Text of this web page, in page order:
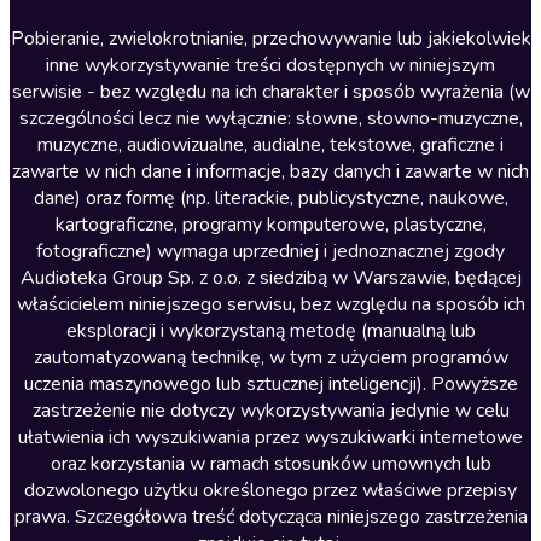
Literatura anglojęzyczna
Literatura faktu
Literatura obyczajowa
Literatura piękna obca
Literatura piękna polska
Nagrania relaksacyjne
Nauka języków
Nauki humanistyczne
Podcasty i audycje
Polityka
Prasa
Religia
Romans
Pobieranie, zwielokrotnianie, przechowywanie lub jakiekolwiek
inne wykorzystywanie treści dostępnych w niniejszym
serwisie - bez względu na ich charakter i sposób wyrażenia (w
szczególności lecz nie wyłącznie: słowne, słowno-muzyczne,
muzyczne, audiowizualne, audialne, tekstowe, graficzne i
zawarte w nich dane i informacje, bazy danych i zawarte w nich
dane) oraz formę (np. literackie, publicystyczne, naukowe,
kartograficzne, programy komputerowe, plastyczne,
fotograficzne) wymaga uprzedniej i jednoznacznej zgody
Audioteka Group Sp. z o.o. z siedzibą w Warszawie, będącej
właścicielem niniejszego serwisu, bez względu na sposób ich
eksploracji i wykorzystaną metodę (manualną lub
zautomatyzowaną technikę, w tym z użyciem programów
uczenia maszynowego lub sztucznej inteligencji). Powyższe
zastrzeżenie nie dotyczy wykorzystywania jedynie w celu
ułatwienia ich wyszukiwania przez wyszukiwarki internetowe
oraz korzystania w ramach stosunków umownych lub
dozwolonego użytku określonego przez właściwe przepisy
prawa. Szczegółowa treść dotycząca niniejszego zastrzeżenia